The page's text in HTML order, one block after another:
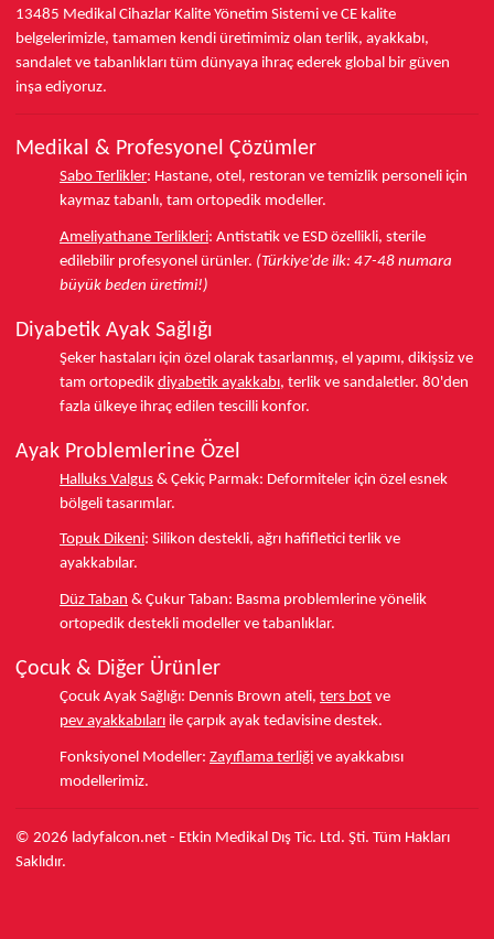
13485 Medikal Cihazlar Kalite Yönetim Sistemi ve CE kalite
belgelerimizle, tamamen kendi üretimimiz olan terlik, ayakkabı,
sandalet ve tabanlıkları tüm dünyaya ihraç ederek global bir güven
inşa ediyoruz.
Medikal & Profesyonel Çözümler
Sabo Terlikler: Hastane, otel, restoran ve temizlik personeli için
kaymaz tabanlı, tam ortopedik modeller.
Ameliyathane Terlikleri: Antistatik ve ESD özellikli, sterile
edilebilir profesyonel ürünler. (Türkiye'de ilk: 47-48 numara
büyük beden üretimi!)
Diyabetik Ayak Sağlığı
Şeker hastaları için özel olarak tasarlanmış, el yapımı, dikişsiz ve
tam ortopedik diyabetik ayakkabı, terlik ve sandaletler. 80'den
fazla ülkeye ihraç edilen tescilli konfor.
Ayak Problemlerine Özel
Halluks Valgus & Çekiç Parmak: Deformiteler için özel esnek
bölgeli tasarımlar.
Topuk Dikeni: Silikon destekli, ağrı hafifletici terlik ve
ayakkabılar.
Düz Taban & Çukur Taban: Basma problemlerine yönelik
ortopedik destekli modeller ve tabanlıklar.
Çocuk & Diğer Ürünler
Çocuk Ayak Sağlığı: Dennis Brown ateli, ters bot ve
pev ayakkabıları ile çarpık ayak tedavisine destek.
Fonksiyonel Modeller: Zayıflama terliği ve ayakkabısı
modellerimiz.
© 2026 ladyfalcon.net - Etkin Medikal Dış Tic. Ltd. Şti. Tüm Hakları
Saklıdır.